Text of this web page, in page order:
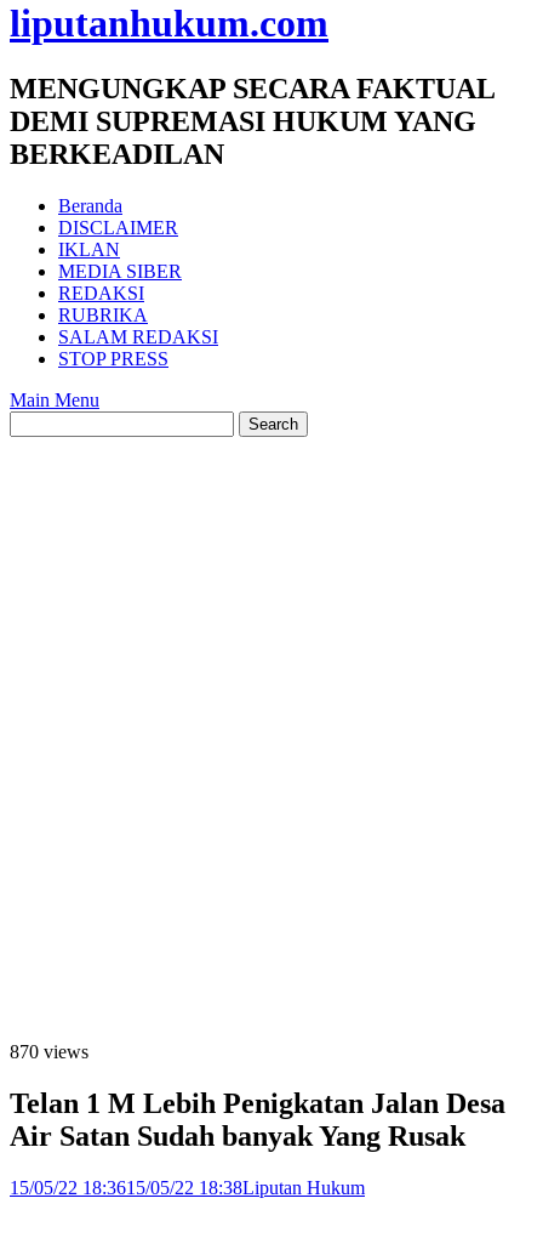
liputanhukum.com
MENGUNGKAP SECARA FAKTUAL
DEMI SUPREMASI HUKUM YANG
BERKEADILAN
Beranda
DISCLAIMER
IKLAN
MEDIA SIBER
REDAKSI
RUBRIKA
SALAM REDAKSI
STOP PRESS
Main Menu
870 views
Telan 1 M Lebih Penigkatan Jalan Desa
Air Satan Sudah banyak Yang Rusak
15/05/22 18:3615/05/22 18:38Liputan Hukum